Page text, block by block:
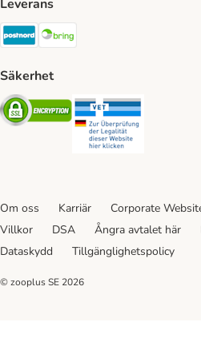
Leverans
Postnord Shipping Method
Säkerhet
Security
Om oss Karriär Corporate
Villkor
DSA Ångra avtalet här
Dataskydd
Tillgänglighetspolicy
© zooplus SE 2026